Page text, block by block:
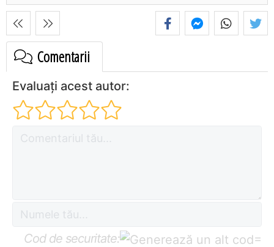
Comentarii
Evaluați acest autor:
Cod de securitate: =